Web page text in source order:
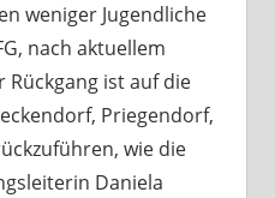
weniger Jugendliche
nach aktuellem
Rückgang ist auf die
Priegendorf,
wie die
Daniela